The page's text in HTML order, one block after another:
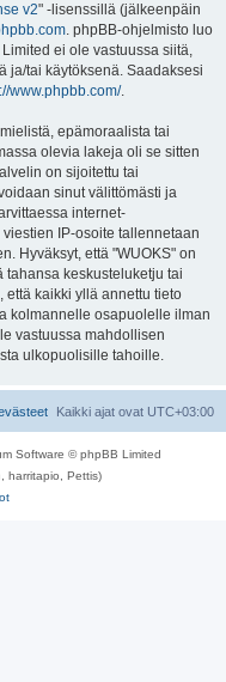
v2" -lisenssillä (jälkeenpäin
. phpBB-ohjelmisto luo
ei ole vastuussa siitä,
ja/tai käytöksenä. Saadaksesi
www.phpbb.com/.
epämoraalista tai
olevia lakeja oli se sitten
on sijoitettu tai
sinut välittömästi ja
internet-
IP-osoite tallennetaan
Hyväksyt, että "WUOKS" on
tahansa keskusteluketju tai
että kaikki yllä annettu tieto
kolmannelle osapuolelle ilman
vastuussa mahdollisen
ulkopuolisille tahoille.
Kaikki ajat ovat UTC+03:00
Software © phpBB Limited
harritapio, Pettis)